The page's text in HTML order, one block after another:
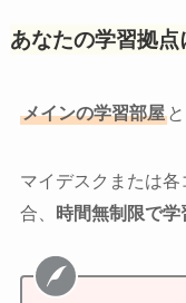
あなたの学習拠点
メインの学習部屋
マイデスクまたは
合、
時間無制限で学